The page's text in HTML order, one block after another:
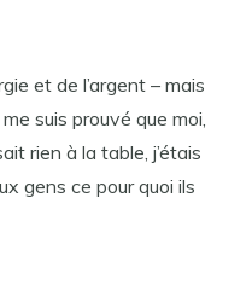
et de l’argent – mais
suis prouvé que moi,
rien à la table, j’étais
gens ce pour quoi ils